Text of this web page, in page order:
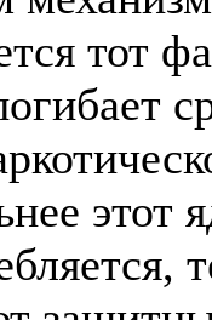
тот
этот